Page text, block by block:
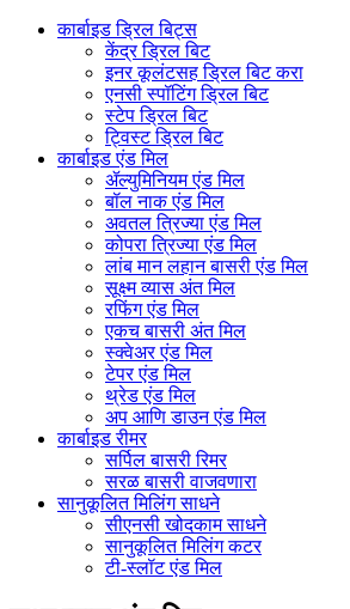
कार्बाइड ड्रिल बिट्स
केंद्र ड्रिल बिट
इनर कूलंटसह ड्रिल बिट करा
एनसी स्पॉटिंग ड्रिल बिट
स्टेप ड्रिल बिट
ट्विस्ट ड्रिल बिट
कार्बाइड एंड मिल
ॲल्युमिनियम एंड मिल
बॉल नाक एंड मिल
अवतल त्रिज्या एंड मिल
कोपरा त्रिज्या एंड मिल
लांब मान लहान बासरी एंड मिल
सूक्ष्म व्यास अंत मिल
रफिंग एंड मिल
एकच बासरी अंत मिल
स्क्वेअर एंड मिल
टेपर एंड मिल
थ्रेड एंड मिल
अप आणि डाउन एंड मिल
कार्बाइड रीमर
सर्पिल बासरी रिमर
सरळ बासरी वाजवणारा
सानुकूलित मिलिंग साधने
सीएनसी खोदकाम साधने
सानुकूलित मिलिंग कटर
टी-स्लॉट एंड मिल